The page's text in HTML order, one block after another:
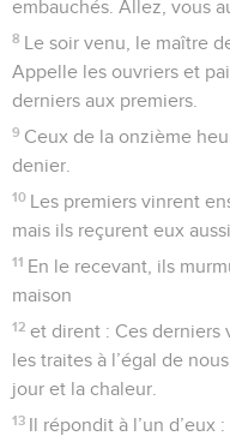
embauchés. Allez, vous
8 Le soir venu, le maître
Appelle les ouvriers et
derniers aux premiers.
9 Ceux de la onzième
denier.
10 Les premiers vinrent
mais ils reçurent eux
11 En le recevant, ils
maison
12 et dirent : Ces derniers
les traites à l’égal de
jour et la chaleur.
13 Il répondit à l’un d’eux